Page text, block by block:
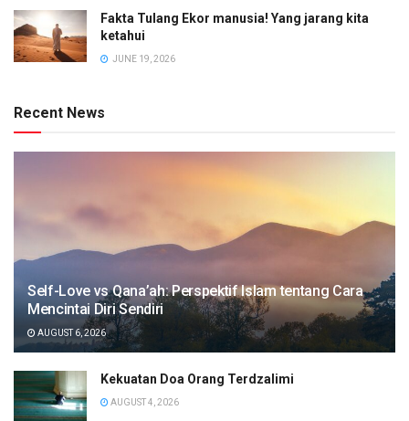
Fakta Tulang Ekor manusia! Yang jarang kita
ketahui
JUNE 19, 2026
Recent News
Self-Love vs Qana’ah: Perspektif Islam tentang Cara
Mencintai Diri Sendiri
AUGUST 6, 2026
Kekuatan Doa Orang Terdzalimi
AUGUST 4, 2026